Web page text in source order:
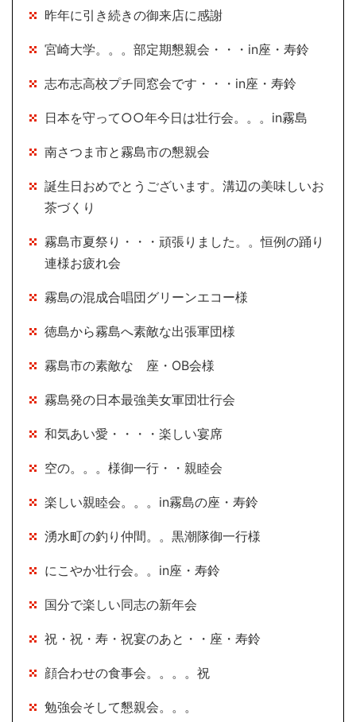
昨年に引き続きの御来店に感謝
宮崎大学。。。部定期懇親会・・・in座・寿鈴
志布志高校プチ同窓会です・・・in座・寿鈴
日本を守って○○年今日は壮行会。。。in霧島
南さつま市と霧島市の懇親会
誕生日おめでとうございます。溝辺の美味しいお
茶づくり
霧島市夏祭り・・・頑張りました。。恒例の踊り
連様お疲れ会
霧島の混成合唱団グリーンエコー様
徳島から霧島へ素敵な出張軍団様
霧島市の素敵な 座・OB会様
霧島発の日本最強美女軍団壮行会
和気あい愛・・・・楽しい宴席
空の。。。様御一行・・親睦会
楽しい親睦会。。。in霧島の座・寿鈴
湧水町の釣り仲間。。黒潮隊御一行様
にこやか壮行会。。in座・寿鈴
国分で楽しい同志の新年会
祝・祝・寿・祝宴のあと・・座・寿鈴
顔合わせの食事会。。。。祝
勉強会そして懇親会。。。